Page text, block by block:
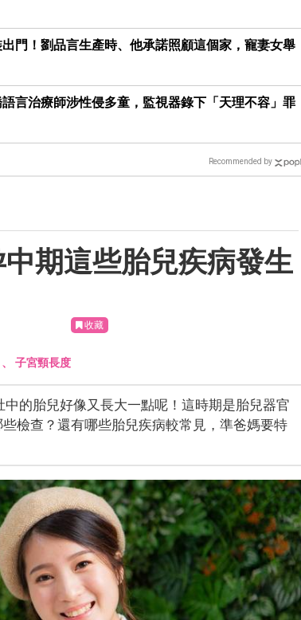
門！劉品言生產時、他承諾照顧這個家，寵妻女舉
言治療師涉性侵多童，監視器錄下「天理不容」罪
Recommended by
期這些胎兒疾病發生
收藏
、子宮頸長度
的胎兒好像又長大一點呢！這時期是胎兒器官
檢查？還有哪些胎兒疾病較常見，準爸媽要特